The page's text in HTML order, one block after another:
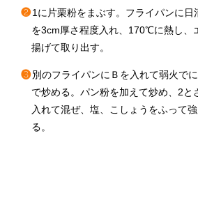
❷ 1に片栗粉をまぶす。フライパンに日
を3cm厚さ程度入れ、170℃に熱し、
揚げて取り出す。
❸ 別のフライパンにＢを入れて弱火で
で炒める。パン粉を加えて炒め、2と
入れて混ぜ、塩、こしょうをふって
る。